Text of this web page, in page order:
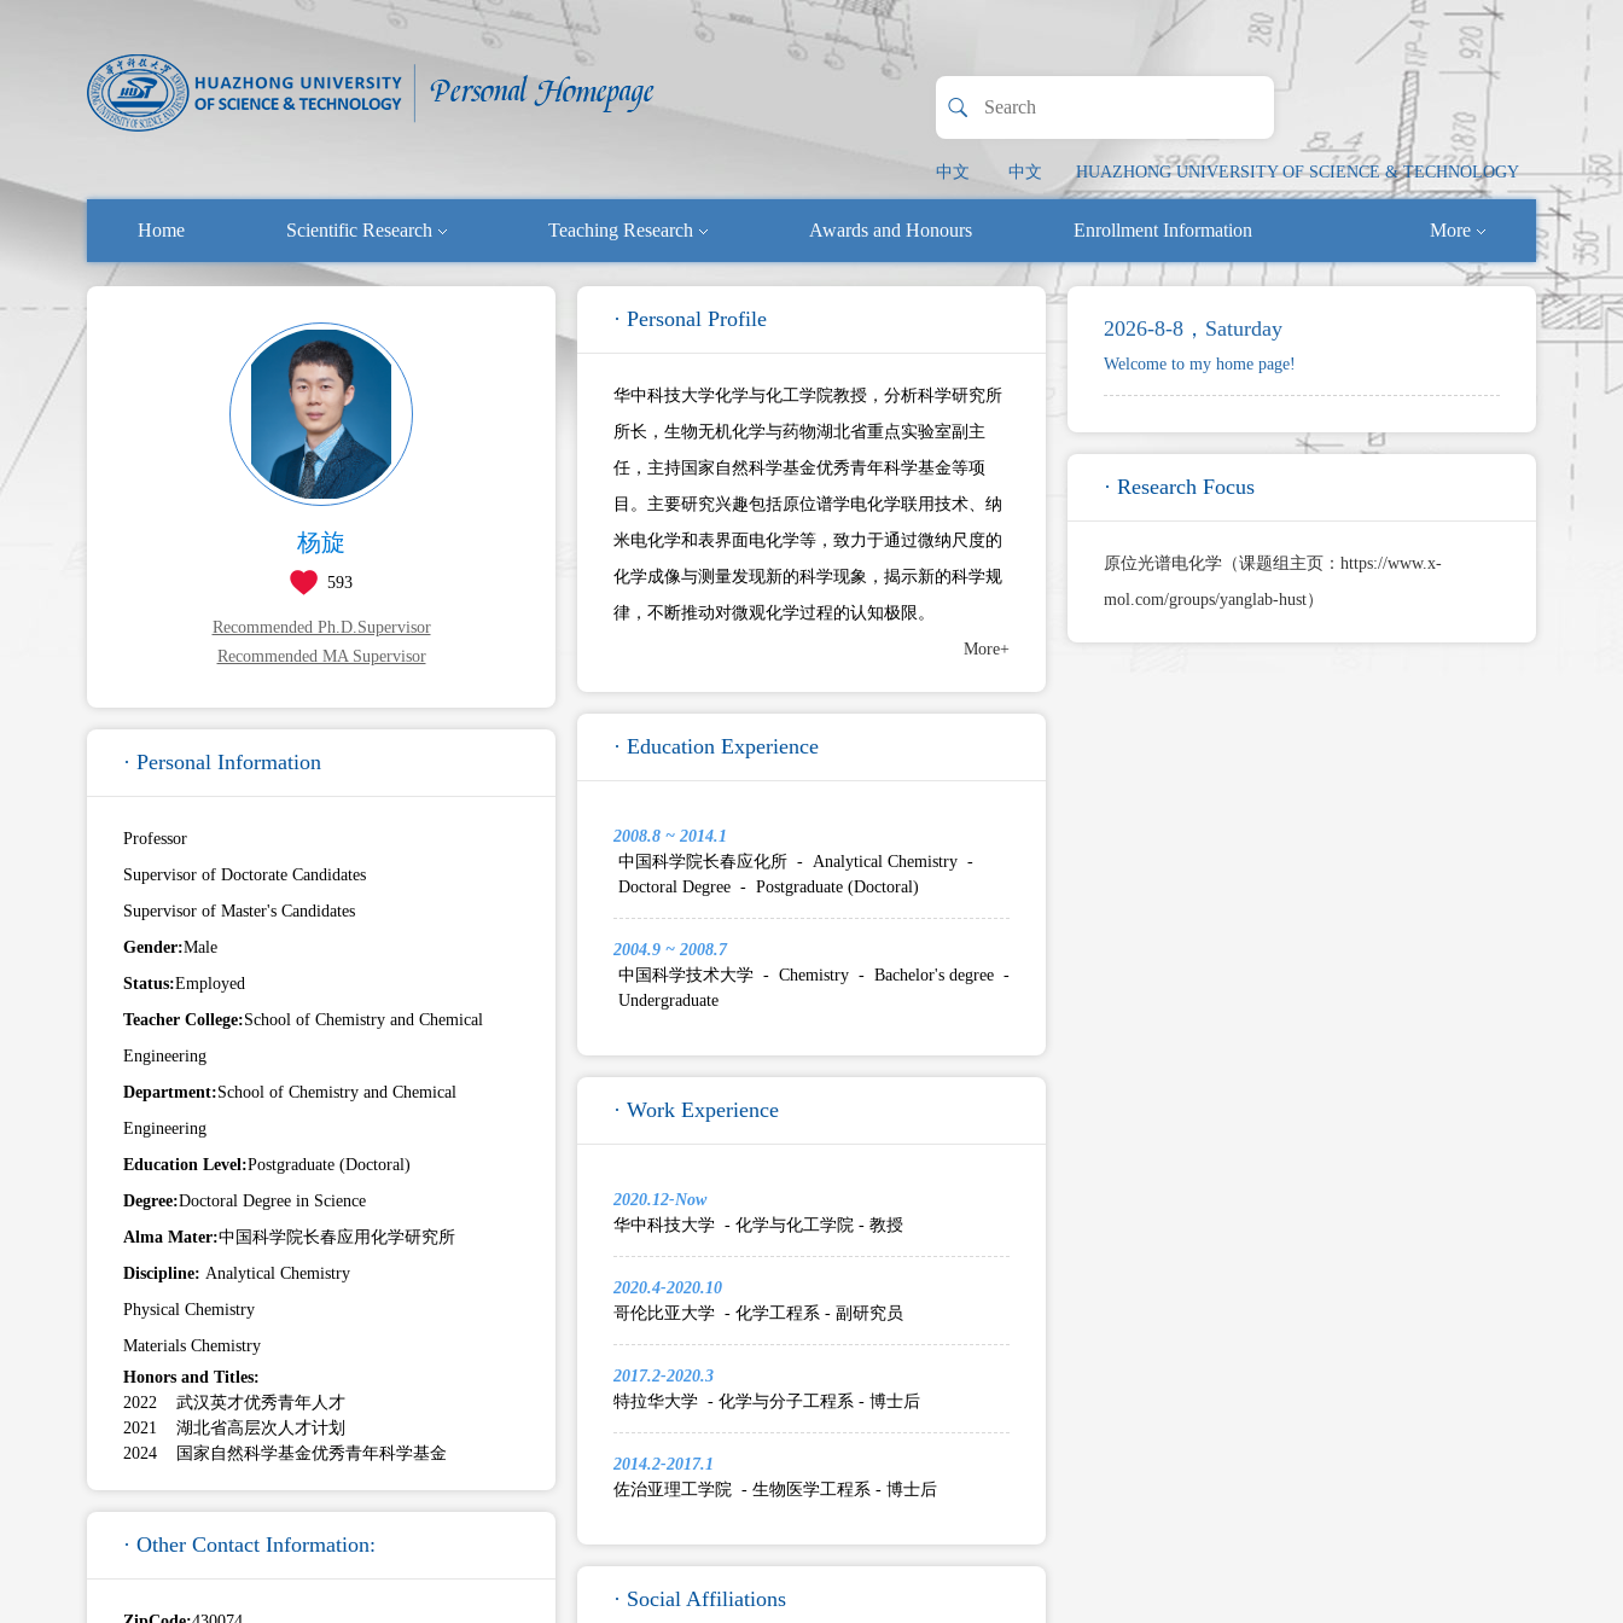
中文 中文 HUAZHONG UNIVERSITY OF SCIENCE & TECHNOLOGY
Home Scientific Research Teaching Research Awards and Honours Enrollment Information More
杨旋
593
Recommended Ph.D.Supervisor
Recommended MA Supervisor
· Personal Information
Professor
Supervisor of Doctorate Candidates
Supervisor of Master's Candidates
Gender:Male
Status:Employed
Teacher College:School of Chemistry and Chemical
Engineering
Department:School of Chemistry and Chemical
Engineering
Education Level:Postgraduate (Doctoral)
Degree:Doctoral Degree in Science
Alma Mater:中国科学院长春应用化学研究所
Discipline: Analytical Chemistry
Physical Chemistry
Materials Chemistry
Honors and Titles:
2022 武汉英才优秀青年人才
2021 湖北省高层次人才计划
2024 国家自然科学基金优秀青年科学基金
· Other Contact Information:
· Personal Profile
华中科技大学化学与化工学院教授，分析科学研究所
所长，生物无机化学与药物湖北省重点实验室副主
任，主持国家自然科学基金优秀青年科学基金等项
目。主要研究兴趣包括原位谱学电化学联用技术、纳
米电化学和表界面电化学等，致力于通过微纳尺度的
化学成像与测量发现新的科学现象，揭示新的科学规
律，不断推动对微观化学过程的认知极限。
More+
· Education Experience
2008.8 ~ 2014.1
中国科学院长春应化所 - Analytical Chemistry -
Doctoral Degree - Postgraduate (Doctoral)
2004.9 ~ 2008.7
中国科学技术大学 - Chemistry - Bachelor's degree -
Undergraduate
· Work Experience
2020.12-Now
华中科技大学 - 化学与化工学院 - 教授
2020.4-2020.10
哥伦比亚大学 - 化学工程系 - 副研究员
2017.2-2020.3
特拉华大学 - 化学与分子工程系 - 博士后
2014.2-2017.1
佐治亚理工学院 - 生物医学工程系 - 博士后
· Social Affiliations
2026-8-8，Saturday
Welcome to my home page!
· Research Focus
原位光谱电化学（课题组主页：https://www.x-
mol.com/groups/yanglab-hust）